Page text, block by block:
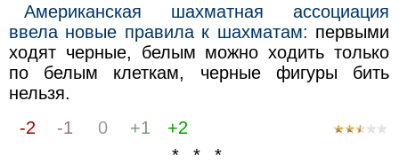
Американская шахматная ассоциация
ввела новые правила к шахматам: первыми
ходят черные, белым можно ходить только
по белым клеткам, черные фигуры бить
нельзя.
-2
-1 0 +1
+2
* * *